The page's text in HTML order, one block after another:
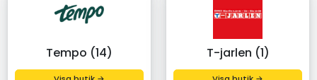
Tempo (14) T-jarlen (1)